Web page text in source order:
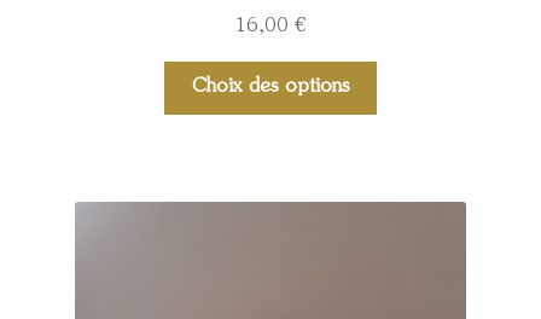
16,00 €
Choix des options